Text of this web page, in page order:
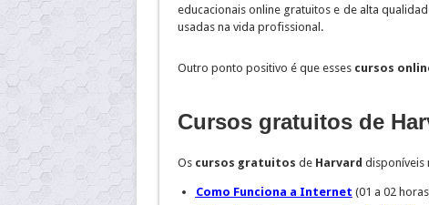
educacionais online gratuitos e de alta
usadas na vida profissional.
Outro ponto positivo é que essescursos
Cursos gratuitos de
Os cursos gratuitos de Harvard disponíveis
Como Funciona a Internet (01 a 02